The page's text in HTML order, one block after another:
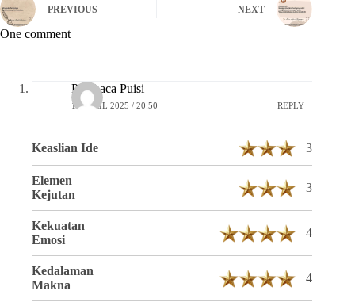
PREVIOUS NEXT
One comment
Pembaca Puisi
16 APRIL 2025 / 20:50 REPLY
Keaslian Ide 3
Elemen
Kejutan
3
Kekuatan
Emosi
4
Kedalaman
Makna
4